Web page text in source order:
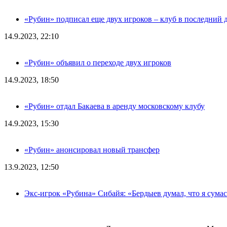
«Рубин» подписал еще двух игроков – клуб в последний
14.9.2023, 22:10
«Рубин» объявил о переходе двух игроков
14.9.2023, 18:50
«Рубин» отдал Бакаева в аренду московскому клубу
14.9.2023, 15:30
«Рубин» анонсировал новый трансфер
13.9.2023, 12:50
Экс-игрок «Рубина» Сибайя: «Бердыев думал, что я